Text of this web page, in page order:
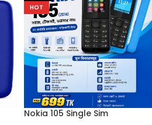
HOT
Nokia 105 Single Sim